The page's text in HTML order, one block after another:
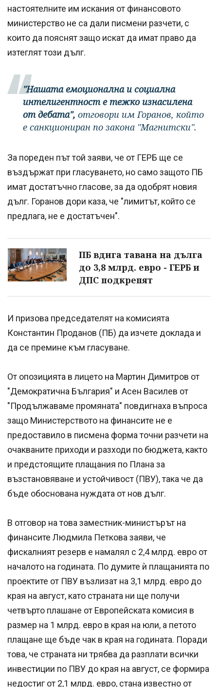
настоятелните им искания от финансовото
министерство не са дали писмени разчети, с
които да пояснят защо искат да имат право да
изтеглят този дълг.
"Нашата емоционална и социална
интелигентност е тежко изнасилена
от дебата", отговори им Горанов, който
е санкциониран по закона "Магнитски".
За пореден път той заяви, че от ГЕРБ ще се
въздържат при гласуването, но само защото ПБ
имат достатъчно гласове, за да одобрят новия
дълг. Горанов дори каза, че "лимитът, който се
предлага, не е достатъчен".
ПБ вдига тавана на дълга
до 3,8 млрд. евро - ГЕРБ и
ДПС подкрепят
И призова председателят на комисията
Константин Проданов (ПБ) да изчете доклада и
да се премине към гласуване.
От опозицията в лицето на Мартин Димитров от
"Демократична България" и Асен Василев от
"Продължаваме промяната" повдигнаха въпроса
защо Министерството на финансите не е
предоставило в писмена форма точни разчети на
очакваните приходи и разходи по бюджета, както
и предстоящите плащания по Плана за
възстановяване и устойчивост (ПВУ), така че да
бъде обоснована нуждата от нов дълг.
В отговор на това заместник-министърът на
финансите Людмила Петкова заяви, че
фискалният резерв е намалял с 2,4 млрд. евро от
началото на годината. По думите ѝ плащанията по
проектите от ПВУ възлизат на 3,1 млрд. евро до
края на август, като страната ни ще получи
четвърто плашане от Европейската комисия в
размер на 1 млрд. евро в края на юли, а петото
плащане ще бъде чак в края на годината. Поради
това, че страната ни трябва да разплати всички
инвестиции по ПВУ до края на август, се формира
недостиг от 2,1 млрд. евро, стана известно от